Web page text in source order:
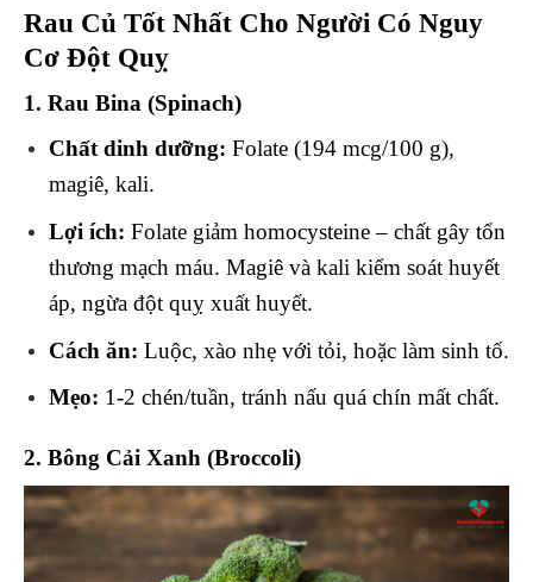
Rau Củ Tốt Nhất Cho Người Có Nguy
Cơ Đột Quỵ
1. Rau Bina (Spinach)
Chất dinh dưỡng: Folate (194 mcg/100 g),
magiê, kali.
Lợi ích: Folate giảm homocysteine – chất gây tổn
thương mạch máu. Magiê và kali kiểm soát huyết
áp, ngừa đột quỵ xuất huyết.
Cách ăn: Luộc, xào nhẹ với tỏi, hoặc làm sinh tố.
Mẹo: 1-2 chén/tuần, tránh nấu quá chín mất chất.
2. Bông Cải Xanh (Broccoli)